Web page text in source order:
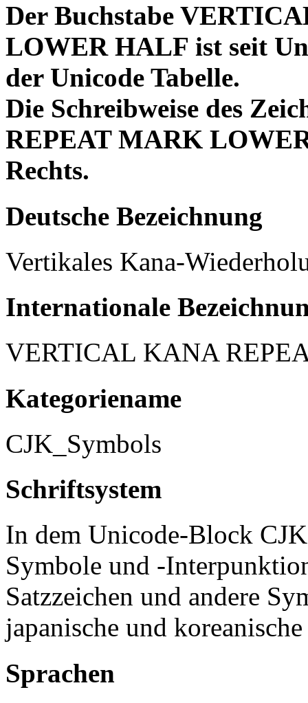
Der Buchstabe
LOWER HALF ist seit
der Unicode Tabelle.
Die Schreibweise des
REPEAT MARK
Rechts.
Deutsche Bezeichnung
Vertikales Kana-
Internationale
VERTICAL KANA
Kategoriename
CJK_Symbols
Schriftsystem
In dem Unicode-Block
Symbole und -
Satzzeichen und andere
japanische und
Sprachen